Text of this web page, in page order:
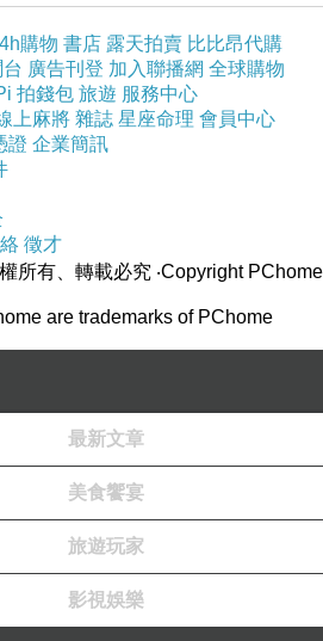
起彼落地和著
起兩顆小圓石
把悄悄話
放你 手窩
午後
我們的笑裏閃耀
風緩緩地
那麽
購物 書店 露天拍賣 比比昂代購
廣告刊登 加入聯播網 全球購物
拍錢包 旅遊 服務中心
上麻將 雜誌 星座命理 會員中心
證 企業簡訊
徵才
所有、轉載必究 ‧Copyright PChome
are trademarks of PChome
最新文章
美食饗宴
旅遊玩家
影視娛樂